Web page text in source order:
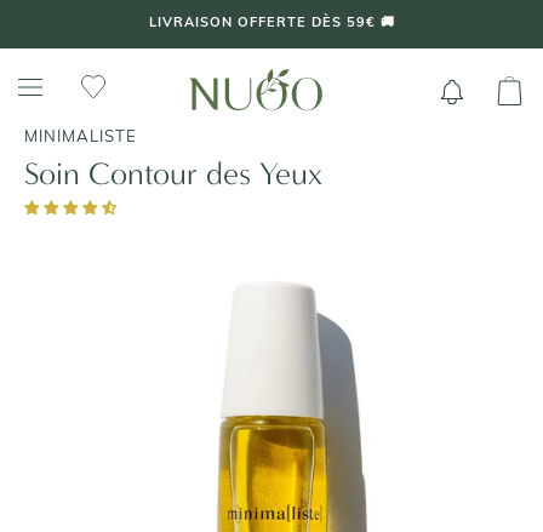
MINIMALISTE
Soin Contour des Yeux